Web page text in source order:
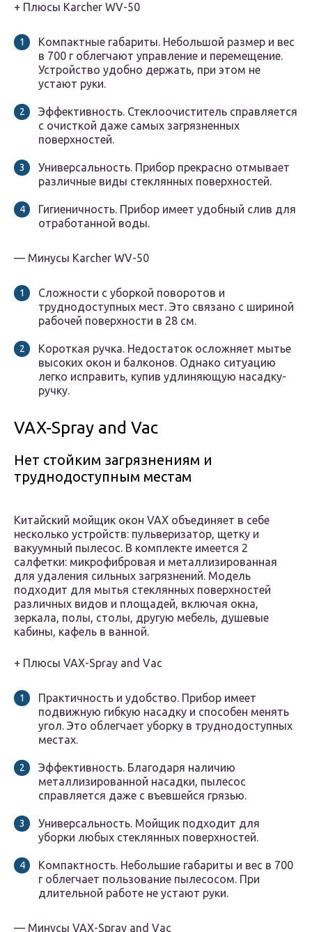
+ Плюсы Karcher WV-50
Компактные габариты. Небольшой размер и вес
в 700 г облегчают управление и перемещение.
Устройство удобно держать, при этом не
устают руки.
Эффективность. Стеклоочиститель справляется
с очисткой даже самых загрязненных
поверхностей.
Универсальность. Прибор прекрасно отмывает
различные виды стеклянных поверхностей.
Гигиеничность. Прибор имеет удобный слив для
отработанной воды.
— Минусы Karcher WV-50
Сложности с уборкой поворотов и
труднодоступных мест. Это связано с шириной
рабочей поверхности в 28 см.
Короткая ручка. Недостаток осложняет мытье
высоких окон и балконов. Однако ситуацию
легко исправить, купив удлиняющую насадку-
ручку.
VAX-Spray and Vac
Нет стойким загрязнениям и
труднодоступным местам
Китайский мойщик окон VAX объединяет в себе
несколько устройств: пульверизатор, щетку и
вакуумный пылесос. В комплекте имеется 2
салфетки: микрофибровая и металлизированная
для удаления сильных загрязнений. Модель
подходит для мытья стеклянных поверхностей
различных видов и площадей, включая окна,
зеркала, полы, столы, другую мебель, душевые
кабины, кафель в ванной.
+ Плюсы VAX-Spray and Vac
Практичность и удобство. Прибор имеет
подвижную гибкую насадку и способен менять
угол. Это облегчает уборку в труднодоступных
местах.
Эффективность. Благодаря наличию
металлизированной насадки, пылесос
справляется даже с въевшейся грязью.
Универсальность. Мойщик подходит для
уборки любых стеклянных поверхностей.
Компактность. Небольшие габариты и вес в 700
г облегчает пользование пылесосом. При
длительной работе не устают руки.
— Минусы VAX-Spray and Vac